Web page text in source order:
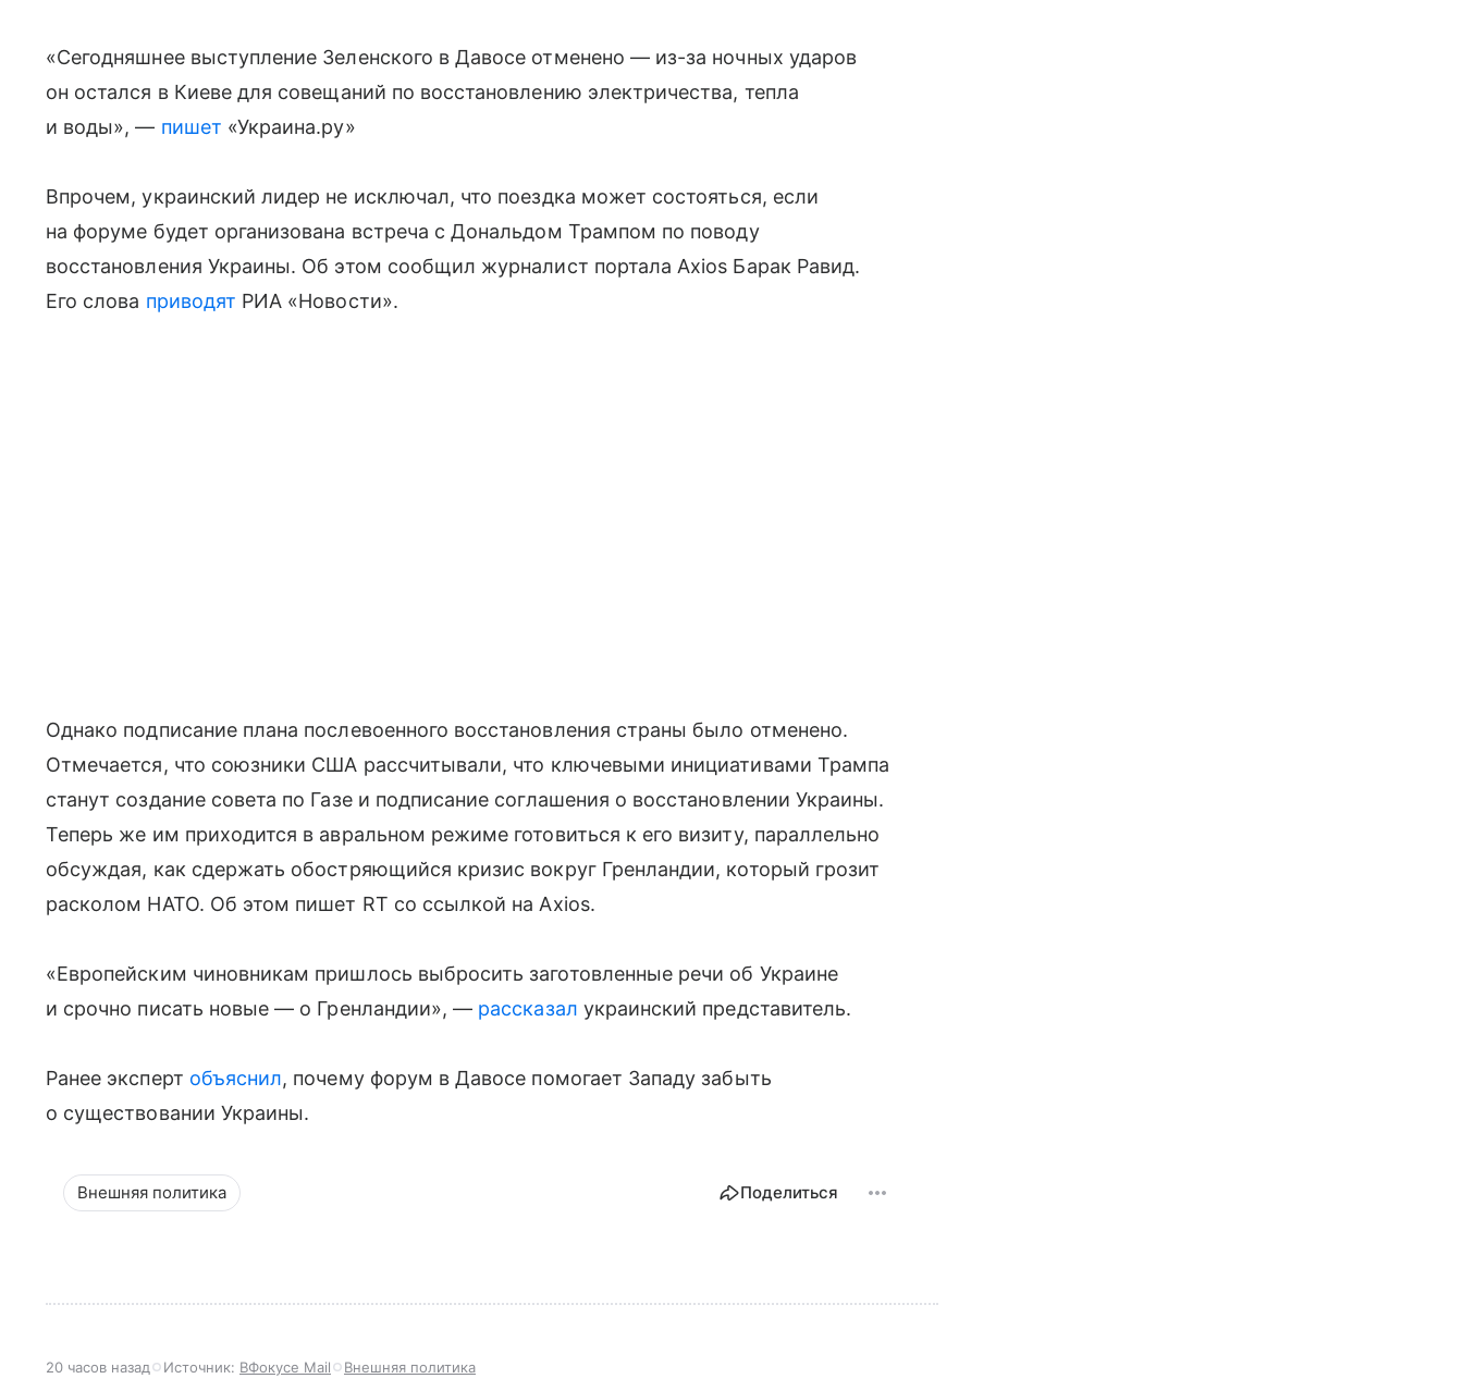
«Сегодняшнее выступление Зеленского в Давосе отменено — из-за ночных ударов
он остался в Киеве для совещаний по восстановлению электричества, тепла
и воды», — пишет «Украина.ру»
Впрочем, украинский лидер не исключал, что поездка может состояться, если
на форуме будет организована встреча с Дональдом Трампом по поводу
восстановления Украины. Об этом сообщил журналист портала Axios Барак Равид.
Его слова приводят РИА «Новости».
Однако подписание плана послевоенного восстановления страны было отменено.
Отмечается, что союзники США рассчитывали, что ключевыми инициативами Трампа
станут создание совета по Газе и подписание соглашения о восстановлении Украины.
Теперь же им приходится в авральном режиме готовиться к его визиту, параллельно
обсуждая, как сдержать обостряющийся кризис вокруг Гренландии, который грозит
расколом НАТО. Об этом пишет RT со ссылкой на Axios.
«Европейским чиновникам пришлось выбросить заготовленные речи об Украине
и срочно писать новые — о Гренландии», — рассказал украинский представитель.
Ранее эксперт объяснил, почему форум в Давосе помогает Западу забыть
о существовании Украины.
Внешняя политика Поделиться
20 часов назад Источник: ВФокусе Mail Внешняя политика